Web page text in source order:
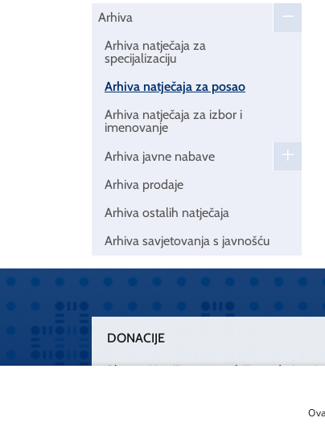
Arhiva
Arhiva natječaja za
specijalizaciju
Arhiva natječaja za posao
Arhiva natječaja za izbor i
imenovanje
Arhiva javne nabave
Arhiva prodaje
Arhiva ostalih natječaja
Arhiva savjetovanja s javnošću
DONACIJE
Plemenitim činom nesebičnog darivanja
„Zarazimo“ se dobrotom, donirajmo od